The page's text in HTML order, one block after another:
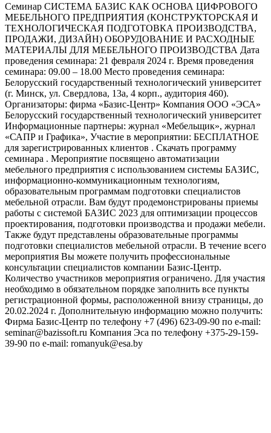
Семинар СИСТЕМА БАЗИС КАК ОСНОВА ЦИФРОВОГО
МЕБЕЛЬНОГО ПРЕДПРИЯТИЯ (КОНСТРУКТОРСКАЯ И
ТЕХНОЛОГИЧЕСКАЯ ПОДГОТОВКА ПРОИЗВОДСТВА,
ПРОДАЖИ, ДИЗАЙН) ОБОРУДОВАНИЕ И РАСХОДНЫЕ
МАТЕРИАЛЫ ДЛЯ МЕБЕЛЬНОГО ПРОИЗВОДСТВА Дата
проведения семинара: 21 февраля 2024 г. Время проведения
семинара: 09.00 – 18.00 Место проведения семинара:
Белорусский государственный технологический университет
(г. Минск, ул. Свердлова, 13а, 4 корп., аудитория 460).
Организаторы: фирма «Базис-Центр» Компания ООО «ЭСА»
Белорусский государственный технологический университет
Информационные партнеры: журнал «Мебельщик», журнал
«САПР и Графика», Участие в мероприятии: БЕСПЛАТНОЕ
для зарегистрированных клиентов . Скачать программу
семинара . Мероприятие посвящено автоматизации
мебельного предприятия с использованием системы БАЗИС,
информационно-коммуникационным технологиям,
образовательным программам подготовки специалистов
мебельной отрасли. Вам будут продемонстрированы приемы
работы с системой БАЗИС 2023 для оптимизации процессов
проектирования, подготовки производства и продажи мебели.
Также будут представлены образовательные программы
подготовки специалистов мебельной отрасли. В течение всего
мероприятия Вы можете получить профессиональные
консультации специалистов компании Базис-Центр.
Количество участников мероприятия ограничено. Для участия
необходимо в обязательном порядке заполнить все пункты
регистрационной формы, расположенной внизу страницы, до
20.02.2024 г. Дополнительную информацию можно получить:
Фирма Базис-Центр по телефону +7 (496) 623-09-90 по e-mail:
seminar@bazissoft.ru Компания Эса по телефону +375-29-159-
39-90 по e-mail: romanyuk@esa.by